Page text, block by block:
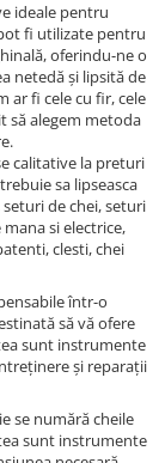
ideale pentru
fi utilizate pentru
oferindu-ne o
netedă și lipsită de
ar fi cele cu fir, cele
să alegem metoda
calitative la preturi
sa lipseasca
de chei, seturi
si electrice,
clesti, chei
într-o
să vă ofere
sunt instrumente
și reparații
se numără cheile
sunt instrumente